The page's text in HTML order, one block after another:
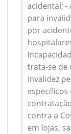
acidental; -
para
por
trata-se de
invalidez
contra a
em lojas,